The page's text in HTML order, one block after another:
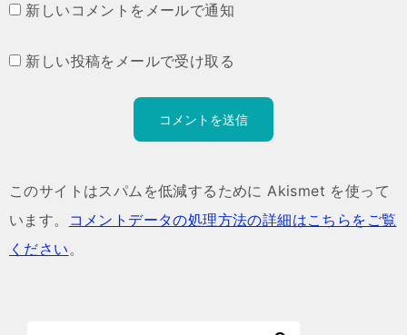
新しいコメントをメールで通知
新しい投稿をメールで受け取る
このサイトはスパムを低減するために Akismet を使って
います。
コメントデータの処理方法の詳細はこちらをご覧
ください。